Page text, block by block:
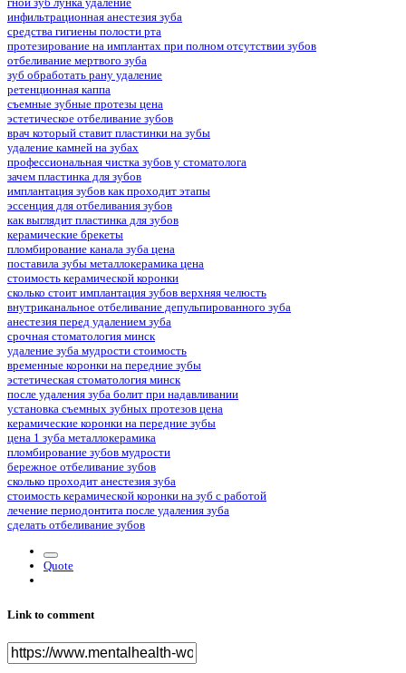
инфильтрационная анестезия зуба
средства гигиены полости рта
протезирование на имплантах при полном отсутствии зубов
отбеливание мертвого зуба
зуб обработать рану удаление
ретенционная каппа
съемные зубные протезы цена
эстетическое отбеливание зубов
врач который ставит пластинки на зубы
удаление камней на зубах
профессиональная чистка зубов у стоматолога
зачем пластинка для зубов
имплантация зубов как проходит этапы
эссенция для отбеливания зубов
как выглядит пластинка для зубов
керамические брекеты
пломбирование канала зуба цена
поставила зубы металлокерамика цена
стоимость керамической коронки
сколько стоит имплантация зубов верхняя челюсть
внутриканальное отбеливание депульпированного зуба
анестезия перед удалением зуба
срочная стоматология минск
удаление зуба мудрости стоимость
временные коронки на передние зубы
эстетическая стоматология минск
после удаления зуба болит при надавливании
установка съемных зубных протезов цена
керамические коронки на передние зубы
цена 1 зуба металлокерамика
пломбирование зубов мудрости
бережное отбеливание зубов
сколько проходит анестезия зуба
стоимость керамической коронки на зуб с работой
лечение периодонтита после удаления зуба
сделать отбеливание зубов
Quote
Link to comment